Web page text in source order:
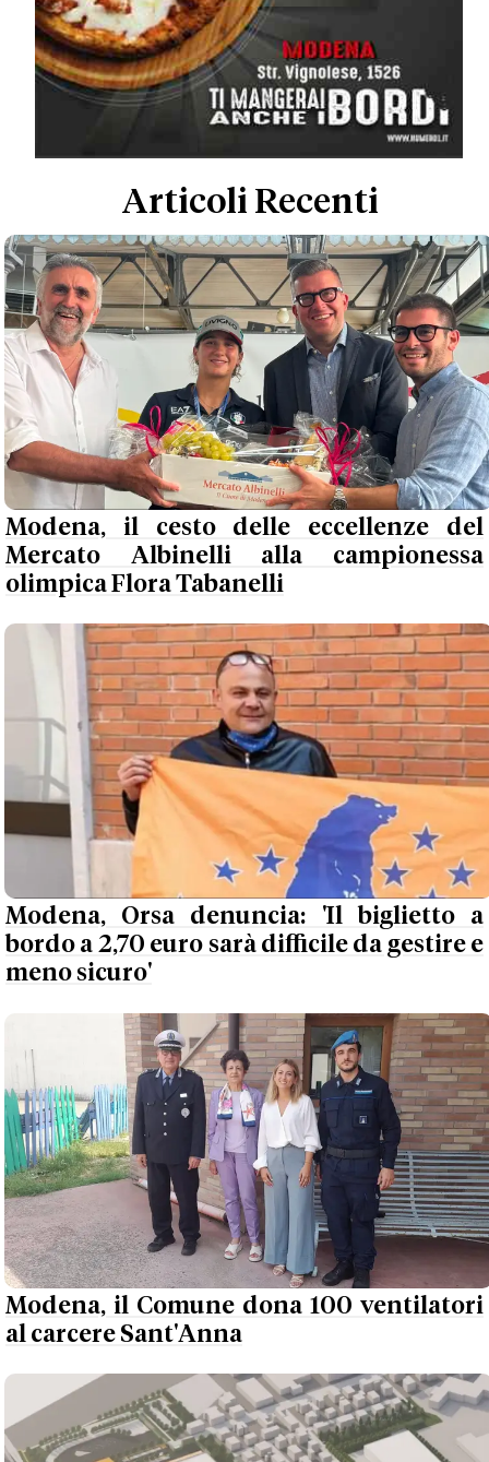
Articoli Recenti
Modena, il cesto delle eccellenze del
Mercato Albinelli alla campionessa
olimpica Flora Tabanelli
Modena, Orsa denuncia: 'Il biglietto a
bordo a 2,70 euro sarà difficile da gestire e
meno sicuro'
Modena, il Comune dona 100 ventilatori
al carcere Sant'Anna